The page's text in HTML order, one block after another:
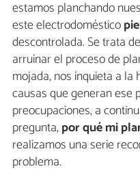
estamos planchando
este electrodoméstico
descontrolada. Se trata
arruinar el proceso de
mojada, nos inquieta a
causas que generan ese
preocupaciones, a
pregunta,por qué mi
realizamos una serie
problema.